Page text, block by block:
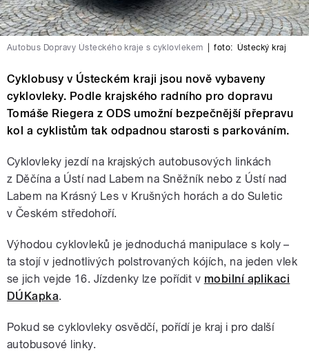
Autobus Dopravy Ústeckého kraje s cyklovlekem foto: Ústecký kraj
Cyklobusy v Ústeckém kraji jsou nově vybaveny
cyklovleky. Podle krajského radního pro dopravu
Tomáše Riegera z ODS umožní bezpečnější přepravu
kol a cyklistům tak odpadnou starosti s parkováním.
Cyklovleky jezdí na krajských autobusových linkách
z Děčína a Ústí nad Labem na Sněžník nebo z Ústí nad
Labem na Krásný Les v Krušných horách a do Suletic
v Českém středohoří.
Výhodou cyklovleků je jednoduchá manipulace s koly –
ta stojí v jednotlivých polstrovaných kójích, na jeden vlek
se jich vejde 16. Jízdenky lze pořídit v mobilní aplikaci
DÚKapka.
Pokud se cyklovleky osvědčí, pořídí je kraj i pro další
autobusové linky.